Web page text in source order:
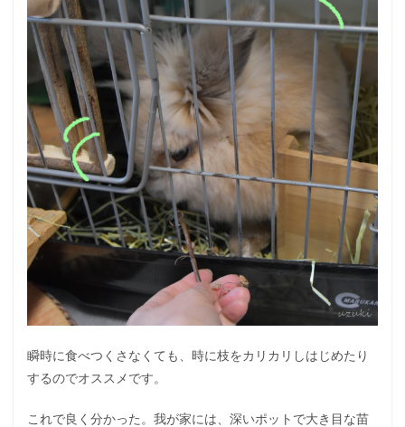
瞬時に食べつくさなくても、時に枝をカリカリしはじめたり
するのでオススメです。
これで良く分かった。我が家には、深いポットで大き目な苗